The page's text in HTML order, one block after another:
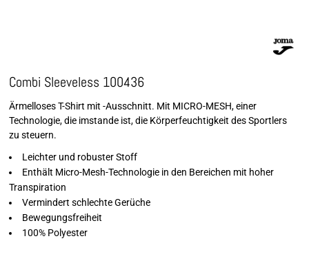
Combi Sleeveless 100436
Ärmelloses T-Shirt mit -Ausschnitt. Mit MICRO-MESH, einer
Technologie, die imstande ist, die Körperfeuchtigkeit des Sportlers
zu steuern.
Leichter und robuster Stoff
Enthält Micro-Mesh-Technologie in den Bereichen mit hoher
Transpiration
Vermindert schlechte Gerüche
Bewegungsfreiheit
100% Polyester